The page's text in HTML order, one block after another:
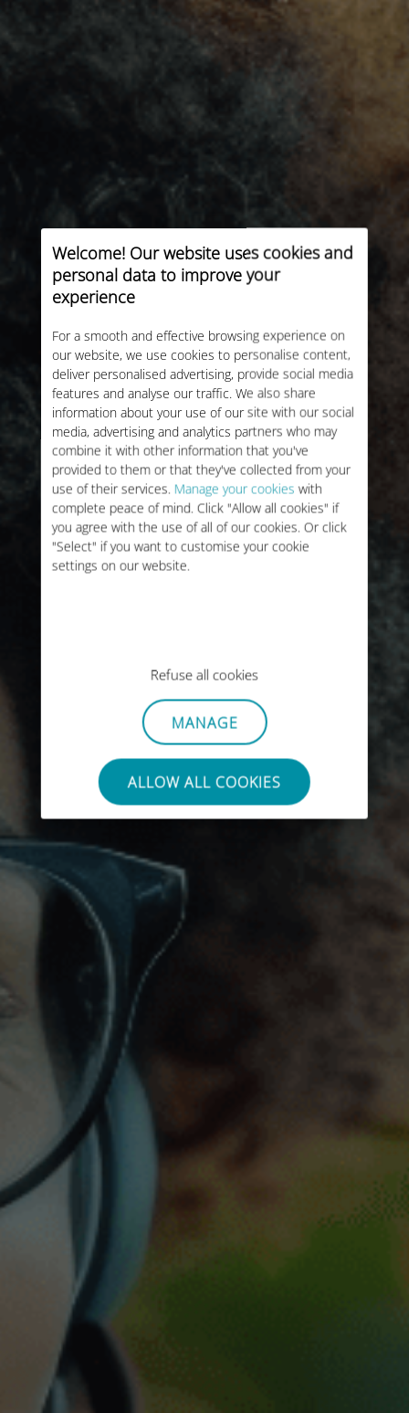
Welcome! Our website uses cookies and
personal data to improve your
experience
For a smooth and effective browsing experience on
our website, we use cookies to personalise content,
deliver personalised advertising, provide social media
features and analyse our traffic. We also share
information about your use of our site with our social
media, advertising and analytics partners who may
combine it with other information that you've
provided to them or that they've collected from your
use of their services. Manage your cookies with
complete peace of mind. Click "Allow all cookies" if
you agree with the use of all of our cookies. Or click
"Select" if you want to customise your cookie
settings on our website.
Refuse all cookies
MANAGE
ALLOW ALL COOKIES